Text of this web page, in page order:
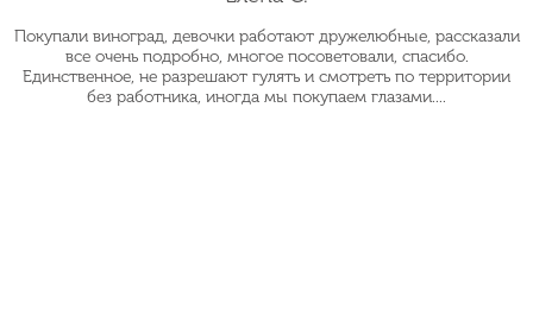
Покупали виноград, девочки работают дружелюбные, рассказали
все очень подробно, многое посоветовали, спасибо.
Единственное, не разрешают гулять и смотреть по территории
без работника, иногда мы покупаем глазами....